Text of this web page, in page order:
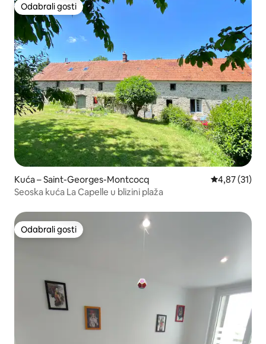
Odabrali gosti
Odabrali gosti
Kuća – Saint-Georges-Montcocq Prosječna
4,87 (31)
Seoska kuća La Capelle u blizini plaža
Odabrali gosti
Odabrali gosti